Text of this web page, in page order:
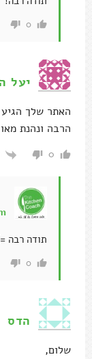
0
יעל
האתר שלך הגיע
הרבה ונהנת
0
תודה רבה
0
הדס
שלום,